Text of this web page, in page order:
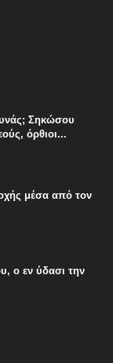
Σηκώσου
όρθιοι...
μέσα από τον
ο εν ύδασι την